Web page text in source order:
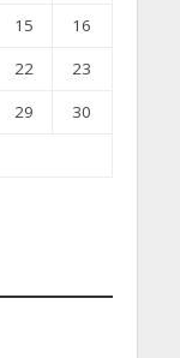
15
16
22
23
29
30